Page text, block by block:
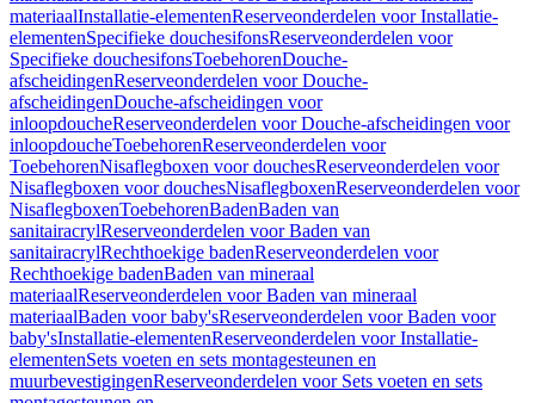
materiaalInstallatie-elementenReserveonderdelen voor Installatie-
elementenSpecifieke douchesifonsReserveonderdelen voor
Specifieke douchesifonsToebehorenDouche-
afscheidingenReserveonderdelen voor Douche-
afscheidingenDouche-afscheidingen voor
inloopdoucheReserveonderdelen voor Douche-afscheidingen voor
inloopdoucheToebehorenReserveonderdelen voor
ToebehorenNisaflegboxen voor douchesReserveonderdelen voor
Nisaflegboxen voor douchesNisaflegboxenReserveonderdelen voor
NisaflegboxenToebehorenBadenBaden van
sanitairacrylReserveonderdelen voor Baden van
sanitairacrylRechthoekige badenReserveonderdelen voor
Rechthoekige badenBaden van mineraal
materiaalReserveonderdelen voor Baden van mineraal
materiaalBaden voor baby'sReserveonderdelen voor Baden voor
baby'sInstallatie-elementenReserveonderdelen voor Installatie-
elementenSets voeten en sets montagesteunen en
muurbevestigingenReserveonderdelen voor Sets voeten en sets